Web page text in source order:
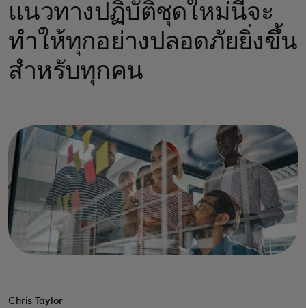
แนวทางปฏิบัติชุดใหม่นี้จะ
ทำให้ทุกอย่างปลอดภัยยิ่งขึ้น
สำหรับทุกคน
Chris Taylor